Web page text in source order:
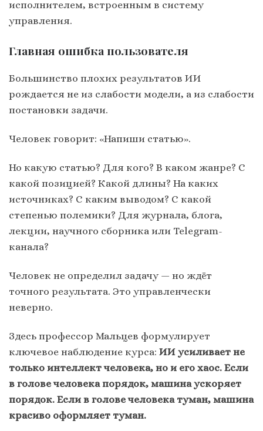
исполнителем, встроенным в систему
управления.
Главная ошибка пользователя
Большинство плохих результатов ИИ
рождается не из слабости модели, а из слабости
постановки задачи.
Человек говорит: «Напиши статью».
Но какую статью? Для кого? В каком жанре? С
какой позицией? Какой длины? На каких
источниках? С каким выводом? С какой
степенью полемики? Для журнала, блога,
лекции, научного сборника или Telegram-
канала?
Человек не определил задачу — но ждёт
точного результата. Это управленчески
неверно.
Здесь профессор Мальцев формулирует
ключевое наблюдение курса: ИИ усиливает не
только интеллект человека, но и его хаос. Если
в голове человека порядок, машина ускоряет
порядок. Если в голове человека туман, машина
красиво оформляет туман.